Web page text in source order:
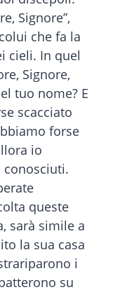
Signore”,
che fa la
cieli. In quel
Signore,
tuo nome? E
scacciato
forse
io
conosciuti.
queste
sarà simile a
la sua casa
i
su